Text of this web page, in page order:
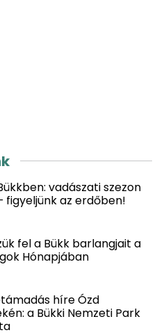
vadászati szezon
figyeljünk az erdőben!
fel a Bükk barlangjait a
Hónapjában
híre Ózd
a Bükki Nemzeti Park